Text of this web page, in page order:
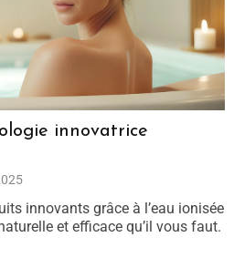
innovatrice
innovants grâce à l’eau ionisée
et efficace qu’il vous faut.